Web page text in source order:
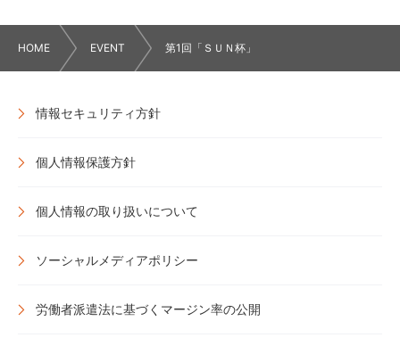
HOME EVENT 第1回「ＳＵＮ杯」
情報セキュリティ方針
個人情報保護方針
個人情報の取り扱いについて
ソーシャルメディアポリシー
労働者派遣法に基づくマージン率の公開